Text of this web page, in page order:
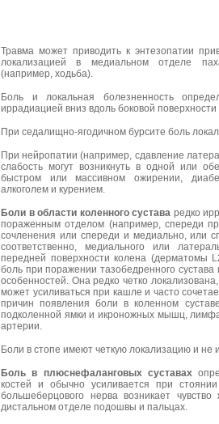
Травма может приводить к энтезопатии
локализацией в медиальном отделе
(например, ходьба).
Боль и локальная болезненность
иррадиацией вниз вдоль боковой
При седалищно-ягодичном бурсите боль
При нейропатии (например, сдавление
слабость могут возникнуть в одной или
быстром или массивном ожирении,
алкоголем и курением.
Боли в области коленного сустава редко
пораженным отделом (например, спереди
сочленения или спереди и медиально, или
соответственно, медиального или
передней поверхности колена (дерматомы
боль при поражении тазобедренного
особенностей. Она редко четко
может усиливаться при кашле и часто
причин появления боли в коленном
подколенной ямки и икроножных мышц,
артерии.
Боли в стопе имеют четкую локализацию и не
Боль в плюснефаланговых суставах
костей и обычно усиливается при
большеберцового нерва возникает
дистальном отделе подошвы и пальцах.